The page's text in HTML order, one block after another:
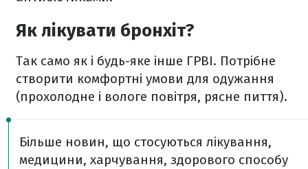
Як лікувати бронхіт?
Так само як і будь-яке інше ГРВІ. Потрібне
створити комфортні умови для одужання
(прохолодне і вологе повітря, рясне пиття).
Більше новин, що стосуються лікування,
медицини, харчування, здорового способу